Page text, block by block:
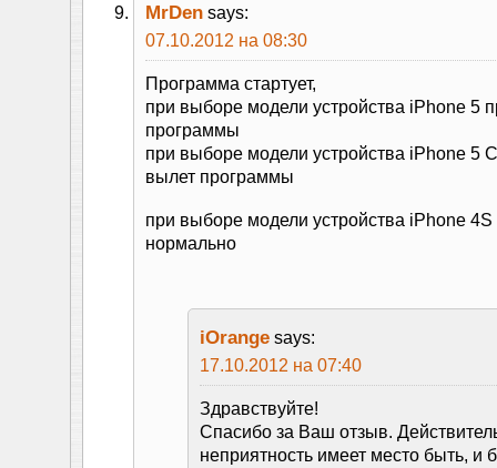
MrDen says:
07.10.2012 на 08:30
Программа стартует,
при выборе модели устройства iPhone 5
программы
при выборе модели устройства iPhone 5
вылет программы
при выборе модели устройства iPhone
нормально
iOrange says:
17.10.2012 на 07:40
Здравствуйте!
Спасибо за Ваш отзыв.
неприятность имеет место быть, и